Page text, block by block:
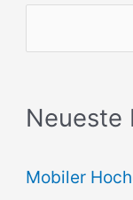
Neueste
Mobiler